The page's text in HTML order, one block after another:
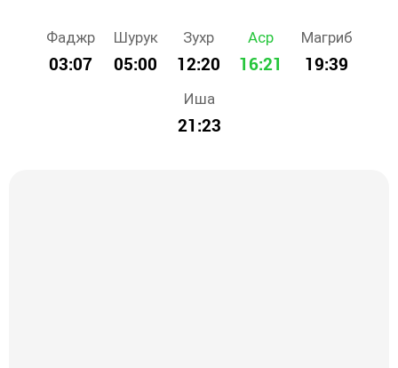
Фаджр
03:07
Шурук
05:00
Зухр
12:20
Аср
16:21
Магриб
19:39
Иша
21:23